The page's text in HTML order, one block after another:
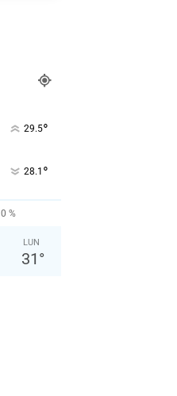
29.5°
28.1 °
0 %
LUN
31 °